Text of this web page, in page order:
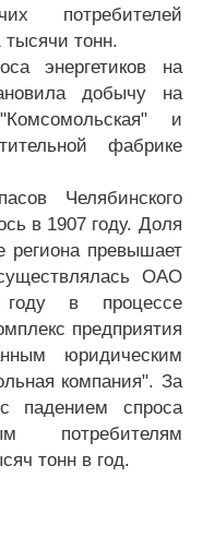
потребителей
тонн.
энергетиков на
добычу на
и
фабрике
Челябинского
в 1907 году. Доля
региона превышает
ОАО
году в процессе
предприятия
юридическим
компания". За
падением спроса
потребителям
тонн в год.